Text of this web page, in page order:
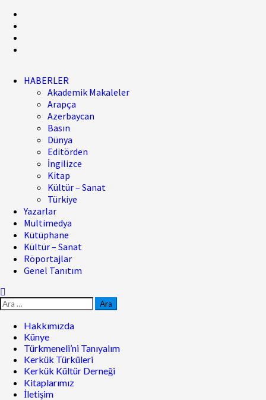
HABERLER
Akademik Makaleler
Arapça
Azerbaycan
Basın
Dünya
Editörden
İngilizce
Kitap
Kültür – Sanat
Türkiye
Yazarlar
Multimedya
Kütüphane
Kültür – Sanat
Röportajlar
Genel Tanıtım
Hakkımızda
Künye
Türkmeneli’ni Tanıyalım
Kerkük Türküleri
Kerkük Kültür Derneği
Kitaplarımız
İletişim